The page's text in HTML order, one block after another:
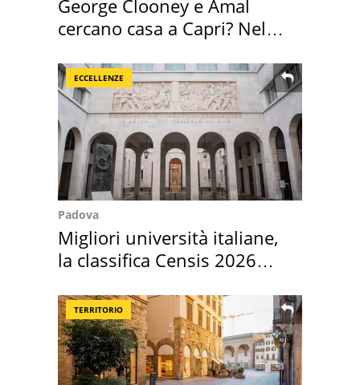
George Clooney e Amal
cercano casa a Capri? Nel
ECCELLENZE
Padova
Migliori università italiane,
la classifica Censis 2026
TERRITORIO